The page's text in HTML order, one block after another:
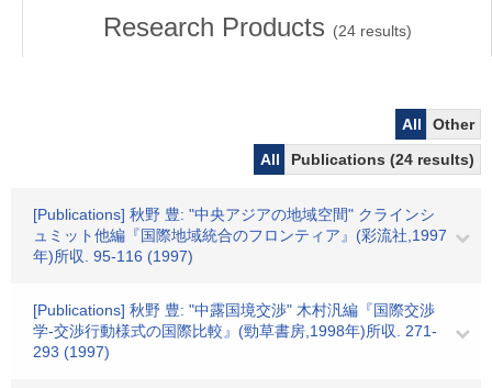
Research Products (24results)
All
Other
All
Publications (24 results)
[Publications] 秋野 豊: "中央アジアの地域空間" クラインシ
ュミット他編『国際地域統合のフロンティア』(彩流社,1997
年)所収. 95-116 (1997)
[Publications] 秋野 豊: "中露国境交渉" 木村汎編『国際交渉
学-交渉行動様式の国際比較』(勁草書房,1998年)所収. 271-
293 (1997)